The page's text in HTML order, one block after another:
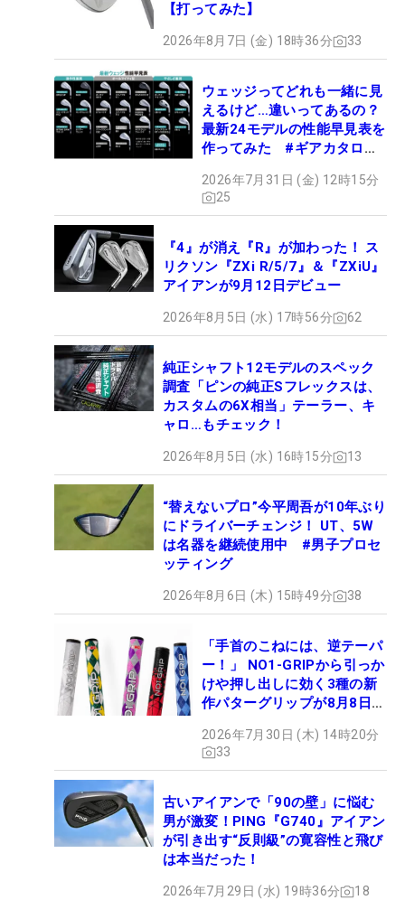
【打ってみた】
2026年8月7日 (金) 18時36分 33
ウェッジってどれも一緒に見
えるけど…違いってあるの？
最新24モデルの性能早見表を
作ってみた #ギアカタログ
2026年7月31日 (金) 12時15分
25
『4』が消え『R』が加わった！ ス
リクソン『ZXi R/5/7』＆『ZXiU』
アイアンが9月12日デビュー
2026年8月5日 (水) 17時56分 62
純正シャフト12モデルのスペック
調査「ピンの純正Sフレックスは、
カスタムの6X相当」テーラー、キ
ャロ…もチェック！
2026年8月5日 (水) 16時15分 13
“替えないプロ”今平周吾が10年ぶり
にドライバーチェンジ！ UT、5W
は名器を継続使用中 #男子プロセ
ッティング
2026年8月6日 (木) 15時49分 38
「手首のこねには、逆テーパ
ー！」 NO1-GRIPから引っか
けや押し出しに効く3種の新
作パターグリップが8月8日デ
2026年7月30日 (木) 14時20分
33
古いアイアンで「90の壁」に悩む
男が激変！PING『G740』アイアン
が引き出す“反則級”の寛容性と飛び
は本当だった！
2026年7月29日 (水) 19時36分 18